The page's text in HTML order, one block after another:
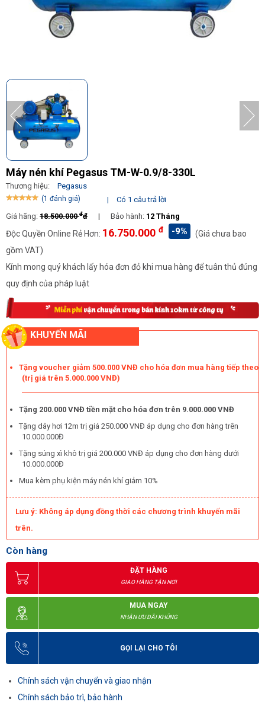
Máy nén khí Pegasus TM-W-0.9/8-330L
Thương hiệu: Pegasus
(1 đánh giá) |
Có 1 câu trả lời
Giá hãng: 18.500.000đđ | Bảo hành: 12 Tháng
Độc Quyền Online Rẻ Hơn: 16.750.000 đ -9%
(Giá chưa bao
gồm VAT)
Kính mong quý khách lấy hóa đơn đỏ khi mua hàng để tuân thủ đúng
quy định của pháp luật
KHUYẾN MÃI
Tặng voucher giảm 500.000 VNĐ cho hóa đơn mua hàng tiếp theo
(trị giá trên 5.000.000 VNĐ)
Tặng 200.000 VNĐ tiền mặt cho hóa đơn trên 9.000.000 VNĐ
Tặng dây hơi 12m trị giá 250.000 VNĐ áp dụng cho đơn hàng trên
10.000.000Đ
Tặng súng xì khô trị giá 200.000 VNĐ áp dụng cho đơn hàng dưới
10.000.000Đ
Mua kèm phụ kiện máy nén khí giảm 10%
Lưu ý: Không áp dụng đồng thời các chương trình khuyến mãi
trên.
Còn hàng
ĐẶT HÀNG
GIAO HÀNG TẬN NƠI
MUA NGAY
NHẬN ƯU ĐÃI KHỦNG
GỌI LẠI CHO TÔI
Chính sách vận chuyển và giao nhận
Chính sách bảo trì, bảo hành